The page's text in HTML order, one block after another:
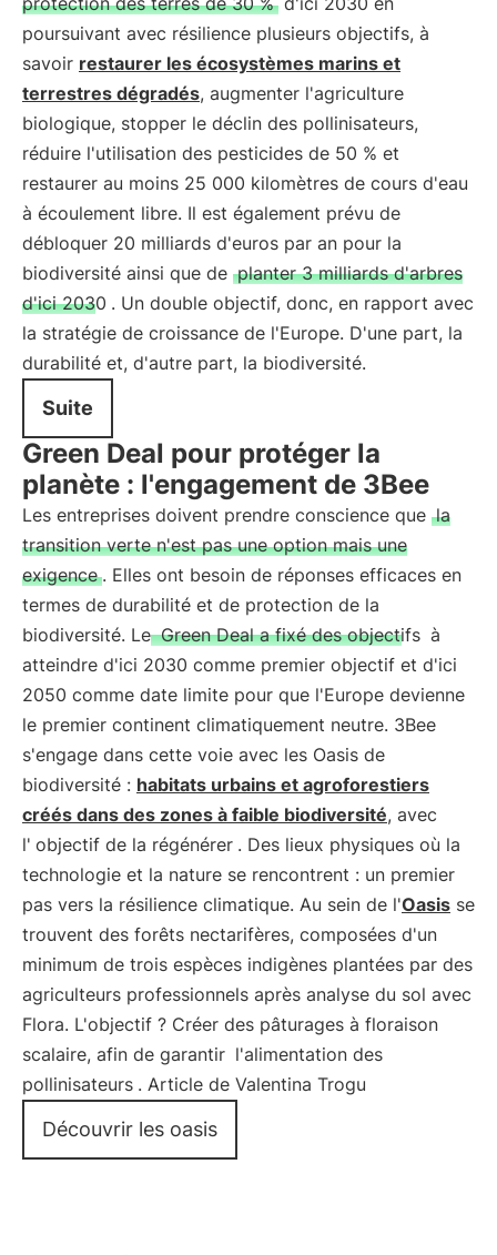
poursuivant avec résilience plusieurs objectifs, à
savoir restaurer les écosystèmes marins et
terrestres dégradés, augmenter l'agriculture
biologique, stopper le déclin des pollinisateurs,
réduire l'utilisation des pesticides de 50 % et
restaurer au moins 25 000 kilomètres de cours d'eau
à écoulement libre. Il est également prévu de
débloquer 20 milliards d'euros par an pour la
biodiversité ainsi que de planter 3 milliards d'arbres
d'ici 2030 . Un double objectif, donc, en rapport avec
la stratégie de croissance de l'Europe. D'une part, la
durabilité et, d'autre part, la biodiversité.
Suite
Green Deal pour protéger la
planète : l'engagement de 3Bee
Les entreprises doivent prendre conscience que la
transition verte n'est pas une option mais une
exigence . Elles ont besoin de réponses efficaces en
termes de durabilité et de protection de la
biodiversité. Le Green Deal a fixé des objectifs à
atteindre d'ici 2030 comme premier objectif et d'ici
2050 comme date limite pour que l'Europe devienne
le premier continent climatiquement neutre. 3Bee
s'engage dans cette voie avec les Oasis de
biodiversité : habitats urbains et agroforestiers
créés dans des zones à faible biodiversité, avec
l' objectif de la régénérer . Des lieux physiques où la
technologie et la nature se rencontrent : un premier
pas vers la résilience climatique. Au sein de l'Oasis se
trouvent des forêts nectarifères, composées d'un
minimum de trois espèces indigènes plantées par des
agriculteurs professionnels après analyse du sol avec
Flora. L'objectif ? Créer des pâturages à floraison
scalaire, afin de garantir l'alimentation des
pollinisateurs . Article de Valentina Trogu
Découvrir les oasis